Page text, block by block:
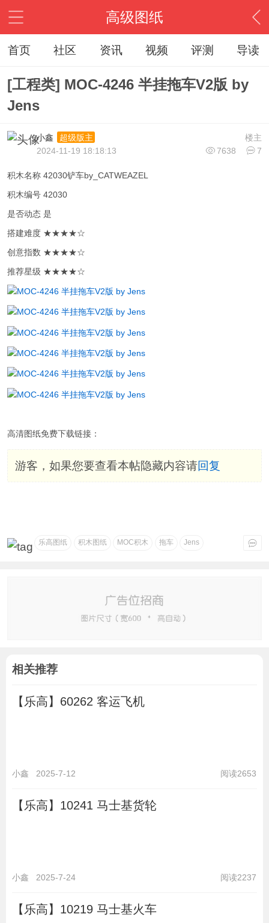
高级图纸
首页 社区 资讯 视频 评测 导读
[工程类] MOC-4246 半挂拖车V2版 by
Jens
楼主
小鑫
超级版主
7638
7
2024-11-19 18:18:13
积木名称 42030铲车by_CATWEAZEL
积木编号 42030
是否动态 是
搭建难度 ★★★★☆
创意指数 ★★★★☆
推荐星级 ★★★★☆
高清图纸免费下载链接：
游客，如果您要查看本帖隐藏内容请回复
乐高图纸 积木图纸 MOC积木 拖车 Jens
相关推荐
【乐高】60262 客运飞机
小鑫 2025-7-12 阅读2653
【乐高】10241 马士基货轮
小鑫 2025-7-24 阅读2237
【乐高】10219 马士基火车